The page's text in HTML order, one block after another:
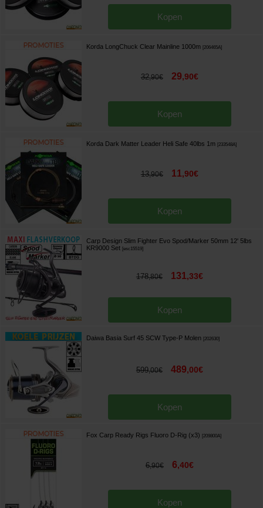
Kopen
Korda LongChuck Clear Mainline 1000m 206465A]
32,90€ 29,90€
Kopen
Korda Dark Matter Leader Heli Safe 40lbs 1m 233548A]
13,90€ 11,90€
Kopen
Carp Design Slim Fighter Evo Spod/Marker 50mm 12' 5lbs
KR9000 Set [esc15519]
178,80€ 131,33€
Kopen
Daiwa Basia Surf 45 SCW Type-P Molen 202630]
599,00€ 489,00€
Kopen
Fox Carp Ready Rigs Fluoro D-Rig (x3) 209800A]
6,90€ 6,40€
Kopen